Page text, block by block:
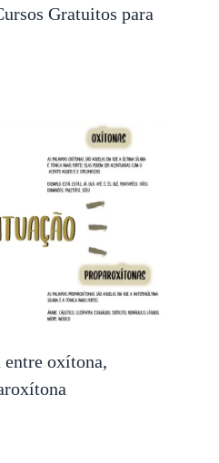
Gratuitos para
entre oxítona,